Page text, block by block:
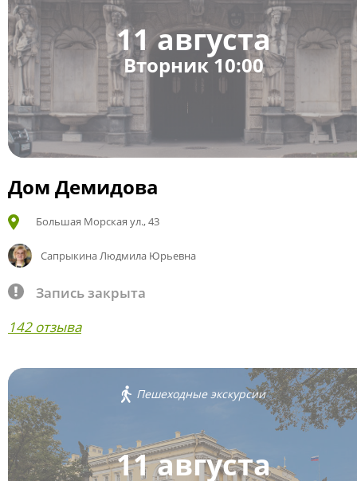
11 августа
Вторник 10:00
Дом Демидова
Большая Морская ул., 43
Сапрыкина Людмила Юрьевна
Запись закрыта
142 отзыва
Пешеходные экскурсии
11 августа